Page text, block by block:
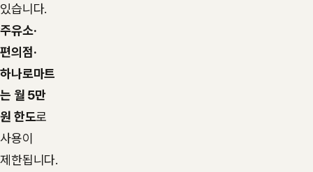
있습니다.
주유소·
편의점·
하나로마트
는 월 5만
원 한도로
사용이
제한됩니다.